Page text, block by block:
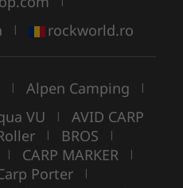
| rockworld.ro
| Alpen Camping |
VU | AVID CARP
| BROS |
| CARP MARKER |
Porter |